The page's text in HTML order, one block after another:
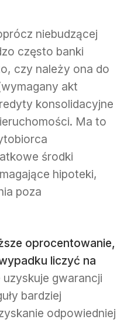
niebudzącej
często banki
czy należy ona do
akt
konsolidacyjne
Ma to
środki
hipoteki,
poza
oprocentowanie,
liczyć na
gwarancji
bardziej
odpowiedniej